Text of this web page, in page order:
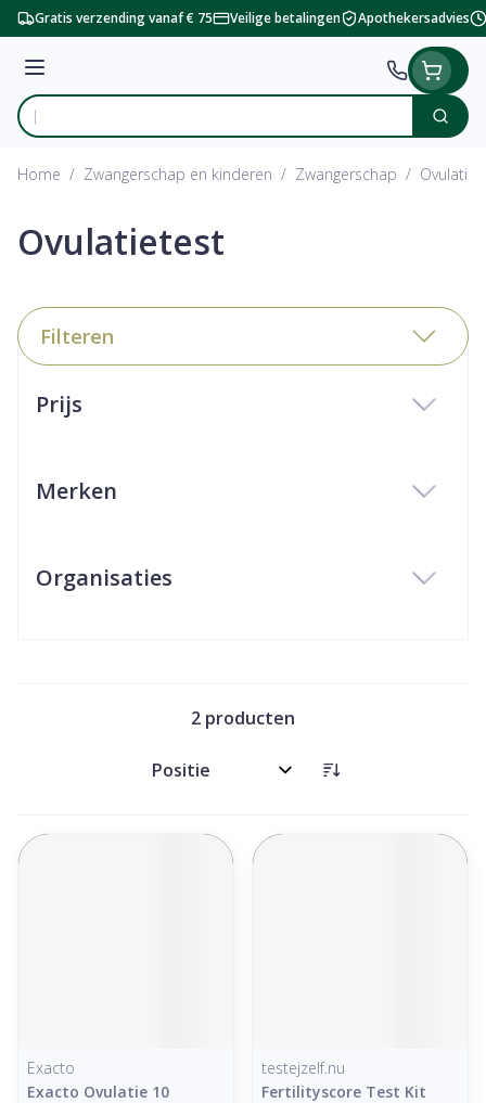
Ga naar de inhoud
Gratis verzending vanaf € 75 Veilige betalingen Apothekersadvies
Menu
Product, merk, categorie...
Zoek
Home / Zwangerschap en kinderen / Zwangerschap /
Ovulatietest
Filteren
Prijs
Merken
Organisaties
2 producten
Sorteer op:
Exacto
Exacto Ovulatie 10
testejzelf.nu
Fertilityscore Test Kit